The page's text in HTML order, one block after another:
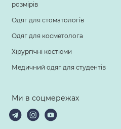
розмірів
Одяг для стоматологів
Одяг для косметолога
Хірургічні костюми
Медичний одяг для студентів
Ми в соцмережах